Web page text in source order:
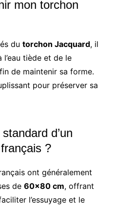
mon torchon
du torchon Jacquard, il
tiède et de le
de maintenir sa forme.
pour préserver sa
d’un
?
ont généralement
de 60×80 cm, offrant
l’essuyage et le